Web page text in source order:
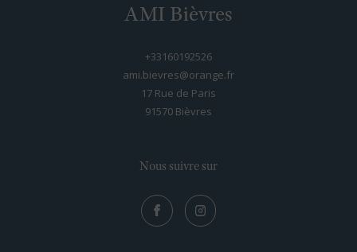
AMI Bièvres
+33160192526
ami.bievres@orange.fr
17 Rue de Paris
91570
bièvres
Nous suivre sur